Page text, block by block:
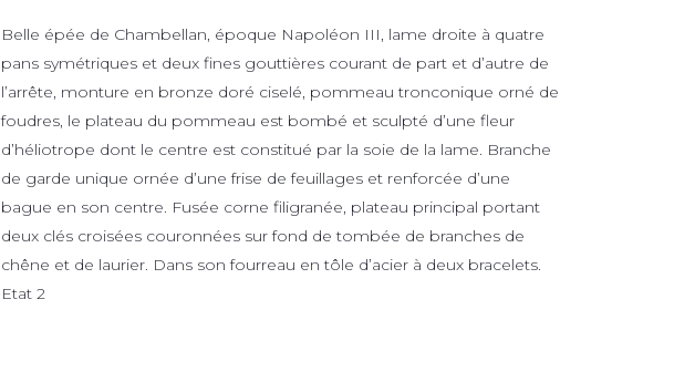
Belle épée de Chambellan, époque Napoléon III, lame droite à quatre
pans symétriques et deux fines gouttières courant de part et d’autre de
l’arrête, monture en bronze doré ciselé, pommeau tronconique orné de
foudres, le plateau du pommeau est bombé et sculpté d’une fleur
d’héliotrope dont le centre est constitué par la soie de la lame. Branche
de garde unique ornée d’une frise de feuillages et renforcée d’une
bague en son centre. Fusée corne filigranée, plateau principal portant
deux clés croisées couronnées sur fond de tombée de branches de
chêne et de laurier. Dans son fourreau en tôle d’acier à deux bracelets.
Etat 2